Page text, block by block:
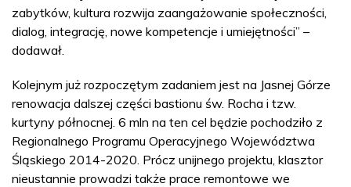
zabytków, kultura rozwija zaangażowanie społeczności,
dialog, integrację, nowe kompetencje i umiejętności” –
dodawał.
Kolejnym już rozpoczętym zadaniem jest na Jasnej Górze
renowacja dalszej części bastionu św. Rocha i tzw.
kurtyny północnej. 6 mln na ten cel będzie pochodziło z
Regionalnego Programu Operacyjnego Województwa
Śląskiego 2014-2020. Prócz unijnego projektu, klasztor
nieustannie prowadzi także prace remontowe we